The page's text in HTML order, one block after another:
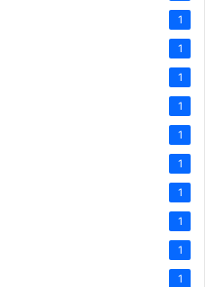
1
1
1
1
1
1
1
1
1
1